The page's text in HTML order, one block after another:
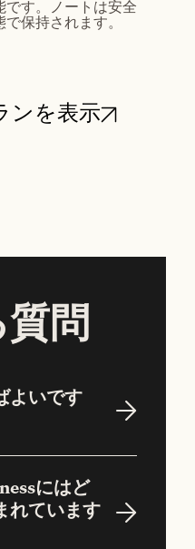
です。ノートは安全
保持されます。
ンを表示
問
よいです
にはど
れています